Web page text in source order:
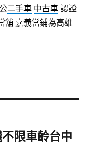
二手車 中古車認證
舖 嘉義當鋪為高雄
限車齡台中